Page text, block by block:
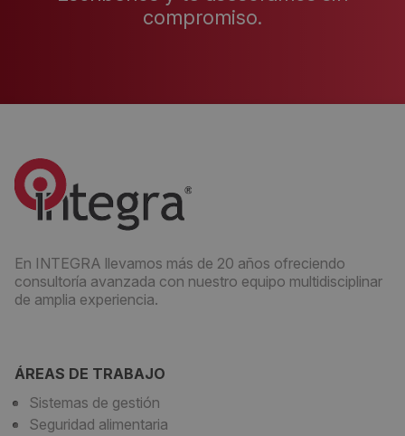
compromiso.
En INTEGRA llevamos más de 20 años ofreciendo
consultoría avanzada con nuestro equipo multidisciplinar
de amplia experiencia.
ÁREAS DE TRABAJO
Sistemas de gestión
Seguridad alimentaria